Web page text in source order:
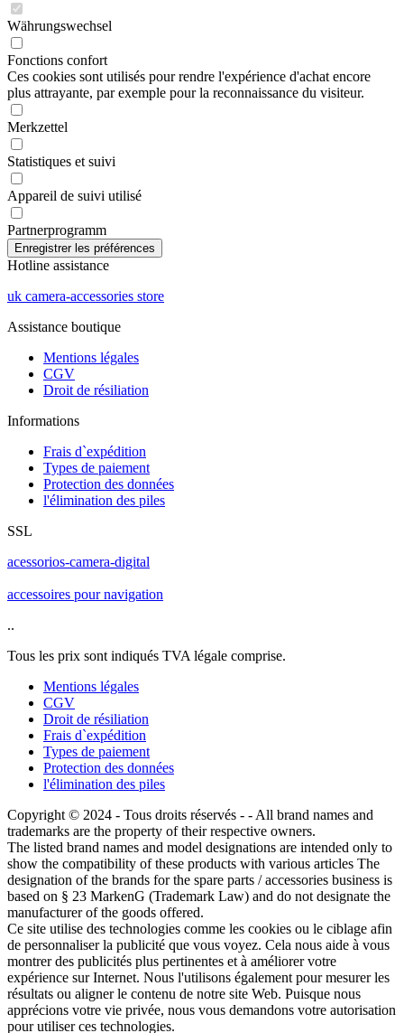
Währungswechsel
Fonctions confort
Ces cookies sont utilisés pour rendre l'expérience d'achat encore
plus attrayante, par exemple pour la reconnaissance du visiteur.
Merkzettel
Statistiques et suivi
Appareil de suivi utilisé
Partnerprogramm
Hotline assistance
uk camera-accessories store
Assistance boutique
Mentions légales
CGV
Droit de résiliation
Informations
Frais d`expédition
Types de paiement
Protection des données
l'élimination des piles
SSL
acessorios-camera-digital
accessoires pour navigation
..
Tous les prix sont indiqués TVA légale comprise.
Mentions légales
CGV
Droit de résiliation
Frais d`expédition
Types de paiement
Protection des données
l'élimination des piles
Copyright © 2024 - Tous droits réservés - - All brand names and
trademarks are the property of their respective owners.
The listed brand names and model designations are intended only to
show the compatibility of these products with various articles The
designation of the brands for the spare parts / accessories business is
based on § 23 MarkenG (Trademark Law) and do not designate the
manufacturer of the goods offered.
Ce site utilise des technologies comme les cookies ou le ciblage afin
de personnaliser la publicité que vous voyez. Cela nous aide à vous
montrer des publicités plus pertinentes et à améliorer votre
expérience sur Internet. Nous l'utilisons également pour mesurer les
résultats ou aligner le contenu de notre site Web. Puisque nous
apprécions votre vie privée, nous vous demandons votre autorisation
pour utiliser ces technologies.